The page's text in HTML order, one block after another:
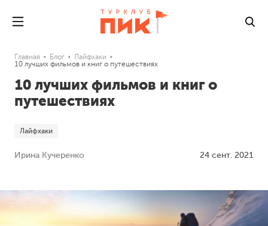
Главная Блог
Лайфхаки
10 лучших фильмов и книг о путешествиях
10 лучших фильмов и книг о
путешествиях
Лайфхаки
Ирина Кучеренко 24 сент. 2021